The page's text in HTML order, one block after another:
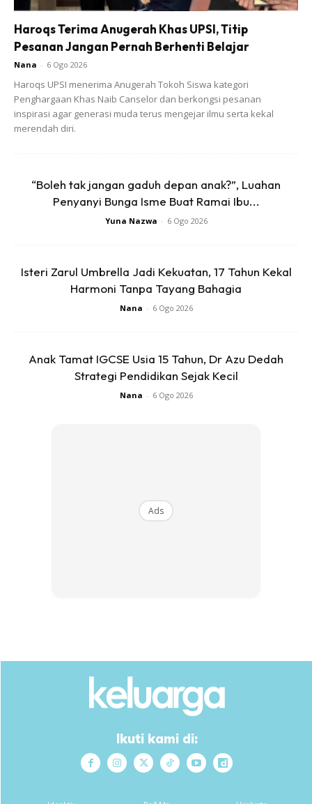
aku guna full close jenis 3D adjustable soft close. Sebab
nye dia advance sket boleh adjust depan belakang atas
bawah. Tapi mahal sikit dari hinge biasa.
Haroqs Terima Anugerah Khas UPSI, Titip
Pesanan Jangan Pernah Berhenti Belajar
Nana - 6 Ogo 2026
Haroqs UPSI menerima Anugerah Tokoh Siswa kategori
Penghargaan Khas Naib Canselor dan berkongsi pesanan
inspirasi agar generasi muda terus mengejar ilmu serta kekal
merendah diri.
“Boleh tak jangan gaduh depan anak?”, Luahan
Penyanyi Bunga Isme Buat Ramai Ibu...
Yuna Nazwa - 6 Ogo 2026
Isteri Zarul Umbrella Jadi Kekuatan, 17 Tahun Kekal
Harmoni Tanpa Tayang Bahagia
Nana - 6 Ogo 2026
Anak Tamat IGCSE Usia 15 Tahun, Dr Azu Dedah
Strategi Pendidikan Sejak Kecil
Nana - 6 Ogo 2026
Ads
Ikuti kami di: